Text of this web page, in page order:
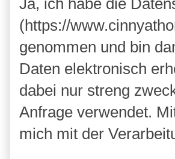
Ja, ich habe die
(https://
genommen und bin
Daten elektronisch
dabei nur streng
Anfrage verwendet.
mich mit der